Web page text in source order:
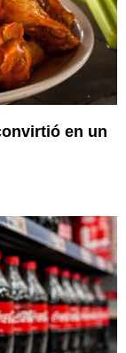
en un